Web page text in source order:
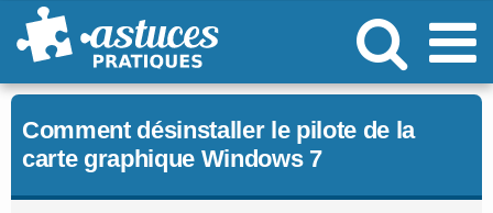
Passer
au
Comment désinstaller le pilote de la
carte graphique Windows 7